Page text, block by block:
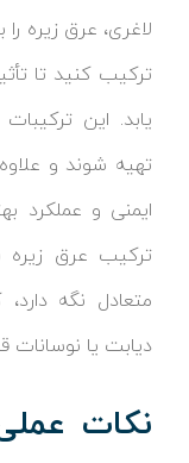
لاغری، عرق زیره
ترکیب کنید تا
یابد. این
تهیه شوند و
ایمنی و عملکرد
ترکیب عرق زیره
متعادل نگه
دیابت یا
نکات